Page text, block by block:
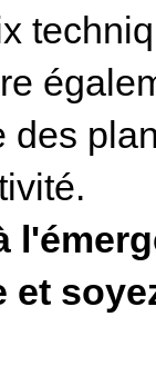
des
et